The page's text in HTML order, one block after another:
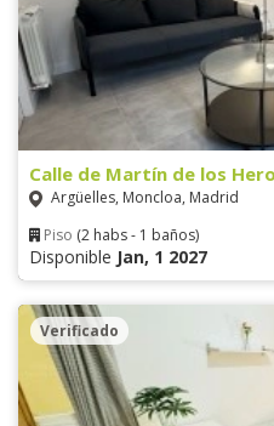
Calle de Martín de los
Argüelles, Moncloa, Madrid
Piso (2 habs - 1 baños)
Disponible Jan, 1 2027
Verificado